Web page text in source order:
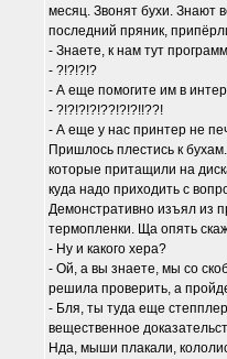
месяц. Звонят бухи. Знают
последний пряник,
- Знаете, к нам тут
- ?!?!?!?
- А еще помогите им в
- ?!?!?!?!??!?!?!!??!
- А еще у нас принтер не
Пришлось плестись к
которые притащили на
куда надо приходить с
Демонстративно изъял из
термопленки. Ща опять
- Ну и какого хера?
- Ой, а вы знаете, мы со
решила проверить, а
- Бля, ты туда еще
вещественное
Нда, мыши плакали,